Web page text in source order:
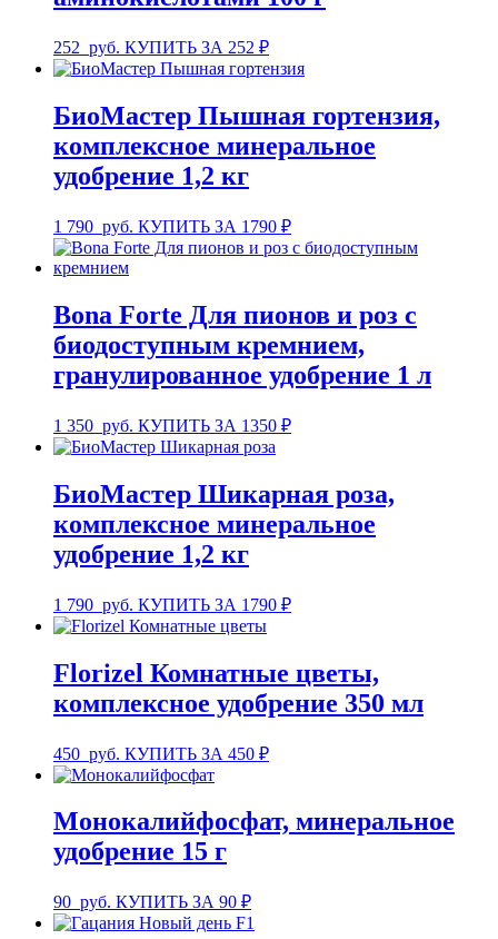
252 руб. КУПИТЬ ЗА 252 ₽
БиоМастер Пышная гортензия,
комплексное минеральное
удобрение 1,2 кг
1 790 руб. КУПИТЬ ЗА 1790 ₽
Bona Forte Для пионов и роз с
биодоступным кремнием,
гранулированное удобрение 1 л
1 350 руб. КУПИТЬ ЗА 1350 ₽
БиоМастер Шикарная роза,
комплексное минеральное
удобрение 1,2 кг
1 790 руб. КУПИТЬ ЗА 1790 ₽
Florizel Комнатные цветы,
комплексное удобрение 350 мл
450 руб. КУПИТЬ ЗА 450 ₽
Монокалийфосфат, минеральное
удобрение 15 г
90 руб. КУПИТЬ ЗА 90 ₽